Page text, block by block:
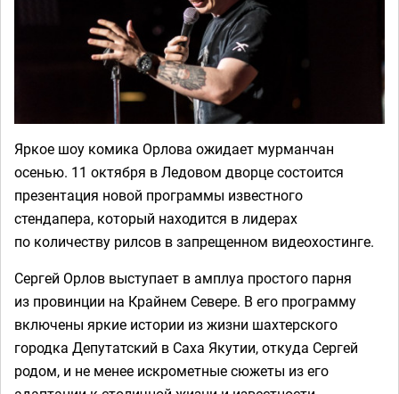
Яркое шоу комика Орлова ожидает мурманчан
осенью. 11 октября в Ледовом дворце состоится
презентация новой программы известного
стендапера, который находится в лидерах
по количеству рилсов в запрещенном видеохостинге.
Сергей Орлов выступает в амплуа простого парня
из провинции на Крайнем Севере. В его программу
включены яркие истории из жизни шахтерского
городка Депутатский в Саха Якутии, откуда Сергей
родом, и не менее искрометные сюжеты из его